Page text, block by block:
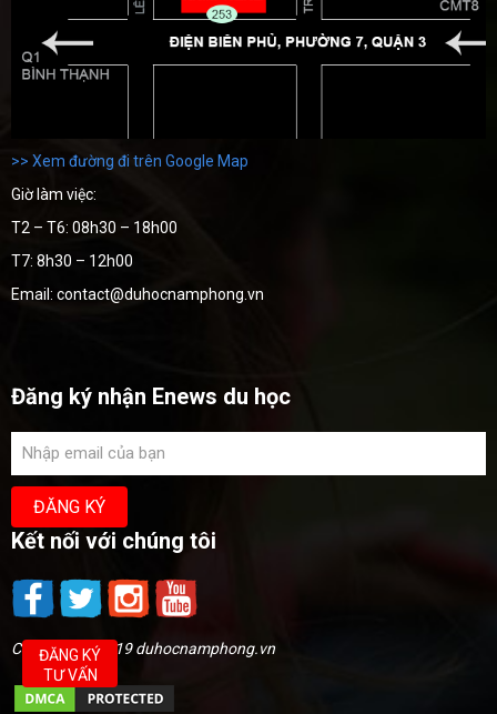
>> Xem đường đi trên Google Map
Giờ làm việc:
T2 – T6: 08h30 – 18h00
T7: 8h30 – 12h00
Email: contact@duhocnamphong.vn
Đăng ký nhận Enews du học
Kết nối với chúng tôi
Copyright @2019 duhocnamphong.vn
ĐĂNG KÝ
TƯ VẤN